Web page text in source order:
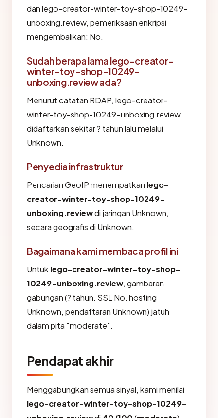
dan lego-creator-winter-toy-shop-10249-
unboxing.review, pemeriksaan enkripsi
mengembalikan: No.
Sudah berapa lama lego-creator-
winter-toy-shop-10249-
unboxing.review ada?
Menurut catatan RDAP, lego-creator-
winter-toy-shop-10249-unboxing.review
didaftarkan sekitar ? tahun lalu melalui
Unknown.
Penyedia infrastruktur
Pencarian GeoIP menempatkan lego-
creator-winter-toy-shop-10249-
unboxing.reviewdi jaringan Unknown,
secara geografis di Unknown.
Bagaimana kami membaca profil ini
Untuk lego-creator-winter-toy-shop-
10249-unboxing.review, gambaran
gabungan (? tahun, SSL No, hosting
Unknown, pendaftaran Unknown) jatuh
dalam pita "moderate".
Pendapat akhir
Menggabungkan semua sinyal, kami menilai
lego-creator-winter-toy-shop-10249-